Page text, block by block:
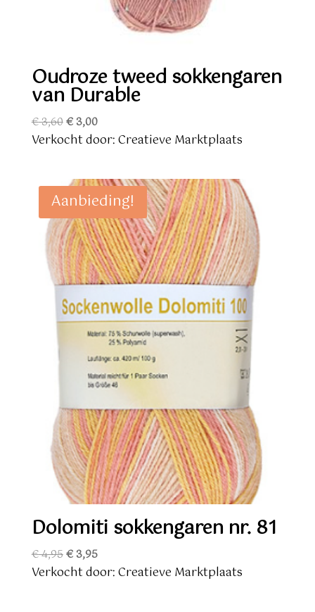
Oudroze tweed sokkengaren
van Durable
€3,60Oorspronkelijke
prijs
€3,00Huidige
prijs
Verkocht door: Creatieve Marktplaats
Aanbieding!
Dolomiti sokkengaren nr. 81
€4,95Oorspronkelijke
prijs
€3,95Huidige
prijs
Verkocht door: Creatieve Marktplaats